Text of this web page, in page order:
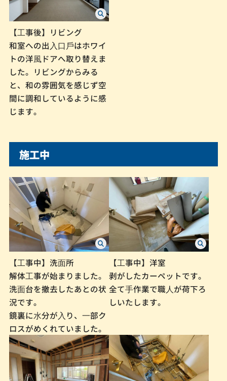
【⼯事後】リビング
和室への出⼊⼝⼾はホワイ
トの洋⾵ドアへ取り替えま
した。リビングからみる
と、和の雰囲気を感じず空
間に調和しているように感
じます。
施工中
【⼯事中】洗⾯所
解体⼯事が始まりました。
洗⾯台を撤去したあとの状
況です。
鏡裏に⽔分が⼊り、⼀部ク
ロスがめくれていました。
【⼯事中】洋室
剥がしたカーペットです。
全て⼿作業で職⼈が荷下ろ
しいたします。